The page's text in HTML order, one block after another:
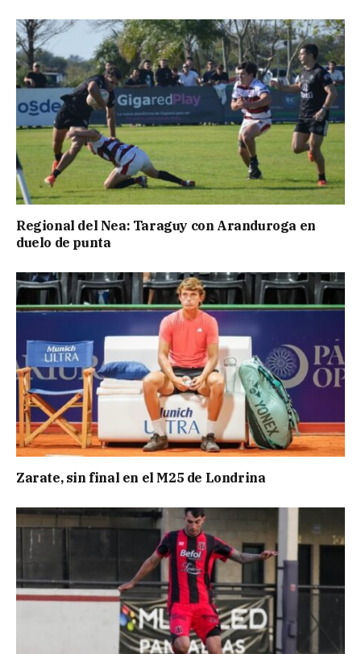
Regional del Nea: Taraguy con Aranduroga en
duelo de punta
Zarate, sin final en el M25 de Londrina